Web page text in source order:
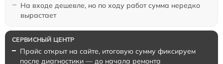
На входе дешевле, но по ходу работ сумма нередко
вырастает
Прайс открыт на сайте, итоговую сумму фиксируем
после диагностики — до начала ремонта